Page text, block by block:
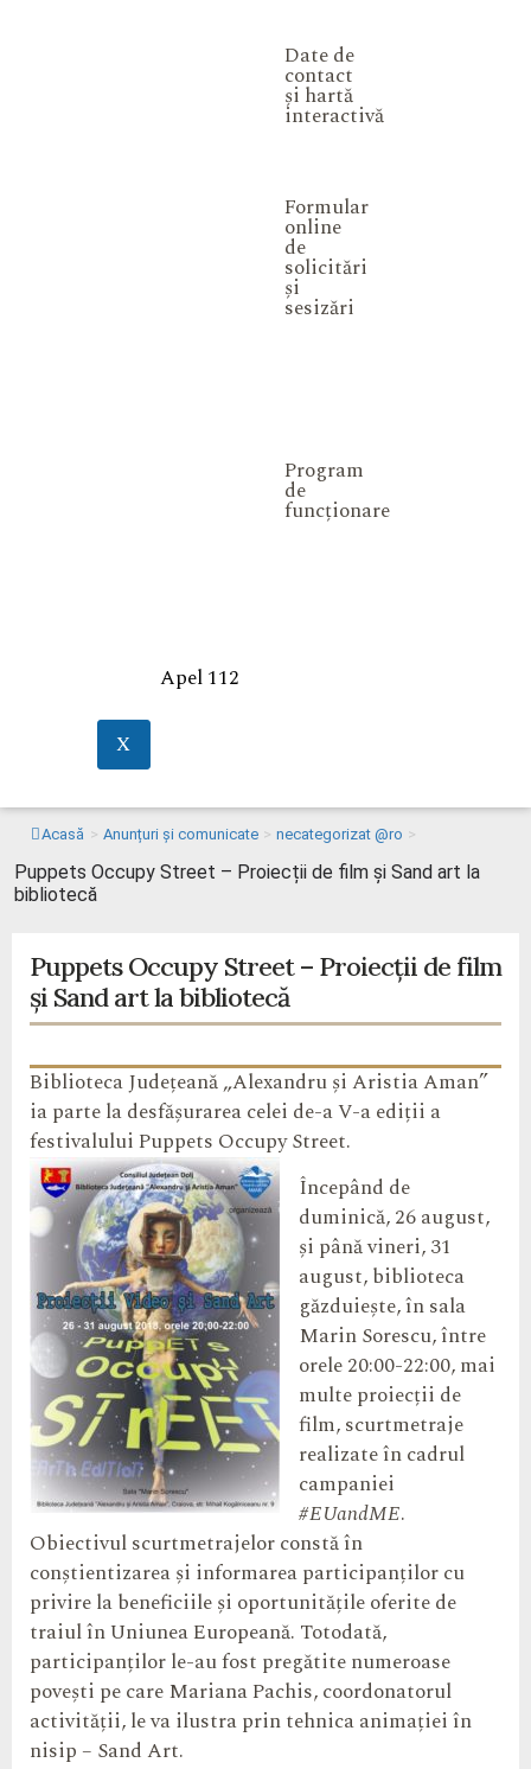
Date de
contact
și hartă
interactivă
Formular
online
de
solicitări
și
sesizări
Program
de
funcționare
Apel 112
X
Acasă > Anunțuri și comunicate > necategorizat @ro >
Puppets Occupy Street – Proiecții de film și Sand art la
bibliotecă
Puppets Occupy Street – Proiecții de film
și Sand art la bibliotecă
Biblioteca Județeană „Alexandru și Aristia Aman”
ia parte la desfășurarea celei de-a V-a ediții a
festivalului Puppets Occupy Street.
Începând de
duminică, 26 august,
și până vineri, 31
august, biblioteca
găzduiește, în sala
Marin Sorescu, între
orele 20:00-22:00, mai
multe proiecții de
film, scurtmetraje
realizate în cadrul
campaniei
#EUandME.
Obiectivul scurtmetrajelor constă în
conștientizarea și informarea participanților cu
privire la beneficiile și oportunitățile oferite de
traiul în Uniunea Europeană. Totodată,
participanților le-au fost pregătite numeroase
povești pe care Mariana Pachis, coordonatorul
activității, le va ilustra prin tehnica animației în
nisip – Sand Art.